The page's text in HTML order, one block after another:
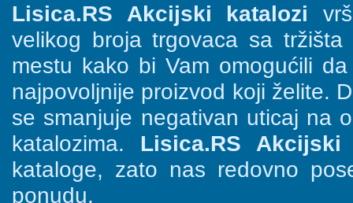
Lisica.RS Akcijski katalozi
velikog broja trgovaca sa
mestu kako bi Vam omogućili
najpovoljnije proizvod koji želite.
se smanjuje negativan uticaj na
katalozima. Lisica.RS Akcijski
kataloge, zato nas redovno
ponudu.